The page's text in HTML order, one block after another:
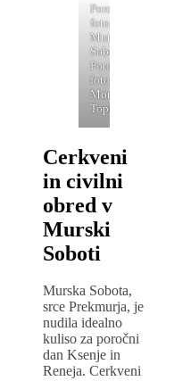
Poročni
fotograf
Murska
Sobota-
Poročni
fotograf
Moravske
Toplice
Cerkveni
in civilni
obred v
Murski
Soboti
Murska Sobota,
srce Prekmurja, je
nudila idealno
kuliso za poročni
dan Ksenje in
Reneja. Cerkveni